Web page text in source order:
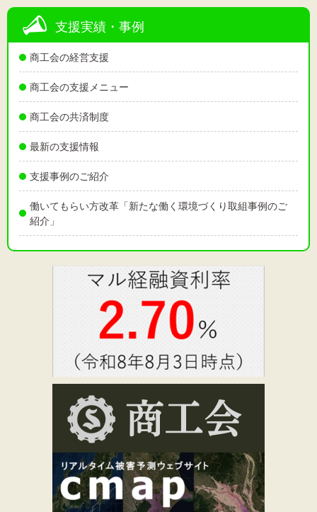
支援実績・事例
商工会の経営支援
商工会の支援メニュー
商工会の共済制度
最新の支援情報
支援事例のご紹介
働いてもらい方改革「新たな働く環境づくり取組事例のご
紹介」